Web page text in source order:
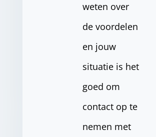
weten over
de voordelen
en jouw
situatie is het
goed om
contact op te
nemen met